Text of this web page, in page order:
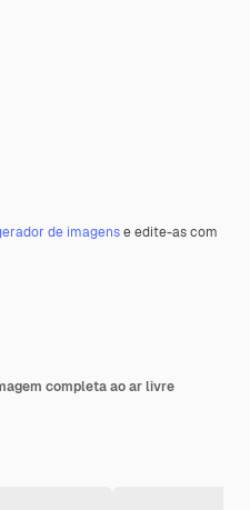
de imagense edite-as com
completa ao ar livre